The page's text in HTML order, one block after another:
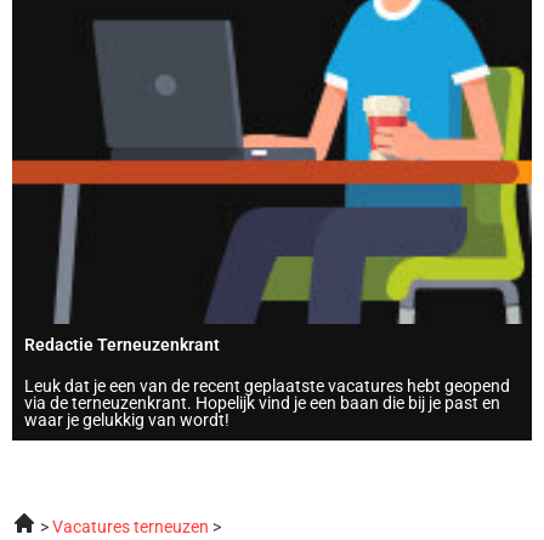
Redactie Terneuzenkrant
Leuk dat je een van de recent geplaatste vacatures hebt geopend
via de terneuzenkrant. Hopelijk vind je een baan die bij je past en
waar je gelukkig van wordt!
Vacatures terneuzen